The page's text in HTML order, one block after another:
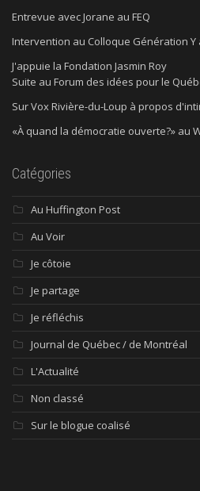
Entrevue avec Jorane au FEQ
Intervention au Colloque Génération Y
J'appuie la Fondation Jasmin Roy
Suite au Forum des idées pour le
Sur Vox Rivière-du-Loup à propos
«À quand la démocratie ouverte?» au
Catégories
Au Huffington Post
Au Voir
Je côtoie
Je partage
Je réfléchis
Journal de Québec / de Montréal
L'Actualité
Non classé
Sur le blogue coalisé